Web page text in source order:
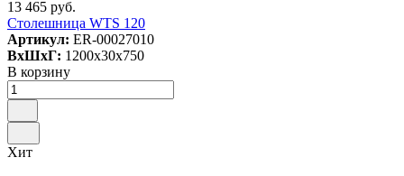
13 465 руб.
Столешница WTS 120
Артикул: ER-00027010
ВxШxГ: 1200x30x750
В корзину
Хит